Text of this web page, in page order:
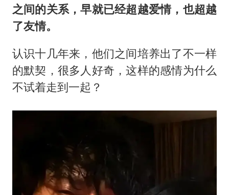
之间的关系，早就已经超越爱情，也超越
了友情。
认识十几年来，他们之间培养出了不一样
的默契，很多人好奇，这样的感情为什么
不试着走到一起？